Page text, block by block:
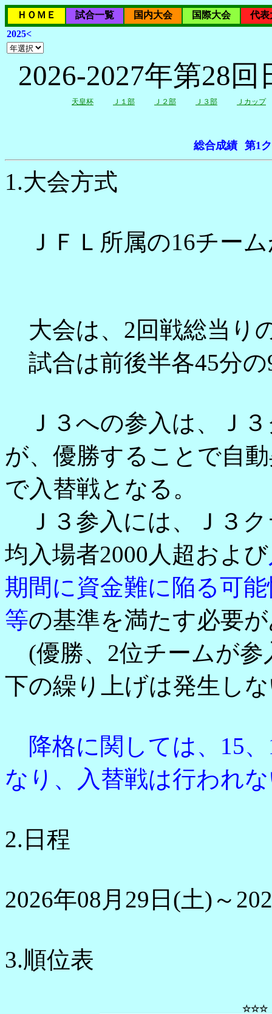
ＨＯＭＥ 試合一覧 国内大会 国際大会
代表
2025<
2026-2027年第28
天皇杯 Ｊ１部 Ｊ２部 Ｊ３部 Ｊカップ
総合成績 第1
1.大会方式
ＪＦＬ所属の16チー
大会は、2回戦総当り
試合は前後半各45分の
Ｊ３への参入は、Ｊ
が、優勝することで自
で入替戦となる。
Ｊ３参入には、Ｊ３
均入場者2000人超および
期間に資金難に陥る可
等の基準を満たす必要
(優勝、2位チームが参
下の繰り上げは発生し
降格に関しては、15
なり、入替戦は行われ
2.日程
2026年08月29日(土)～
3.順位表
☆☆☆